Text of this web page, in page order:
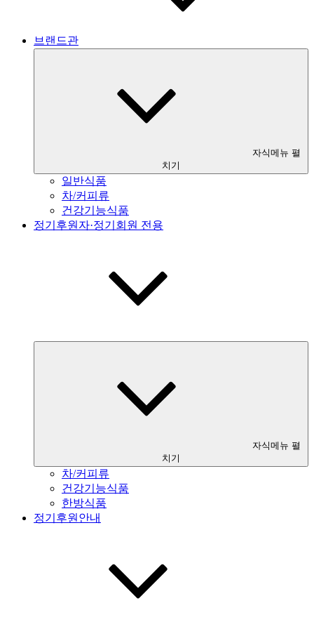
브랜드관
자식메뉴 펼
치기
일반식품
차/커피류
건강기능식품
정기후원자·정기회원 전용
자식메뉴 펼
치기
차/커피류
건강기능식품
한방식품
정기후원안내